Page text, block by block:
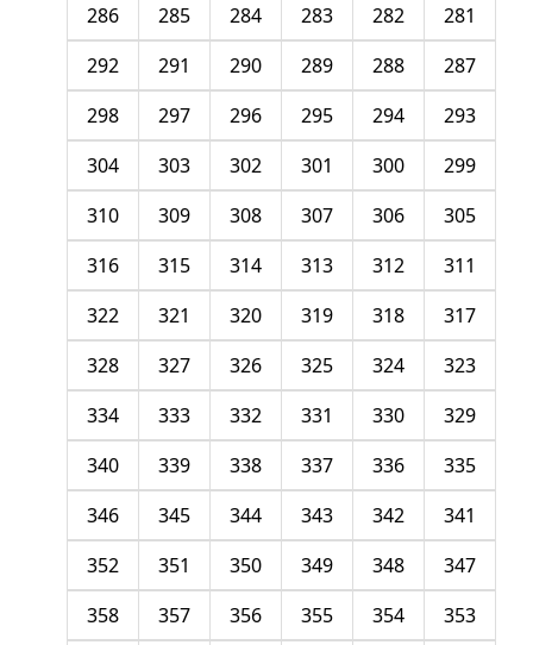
281
282
283
284
285
286
287
288
289
290
291
292
293
294
295
296
297
298
299
300
301
302
303
304
305
306
307
308
309
310
311
312
313
314
315
316
317
318
319
320
321
322
323
324
325
326
327
328
329
330
331
332
333
334
335
336
337
338
339
340
341
342
343
344
345
346
347
348
349
350
351
352
353
354
355
356
357
358